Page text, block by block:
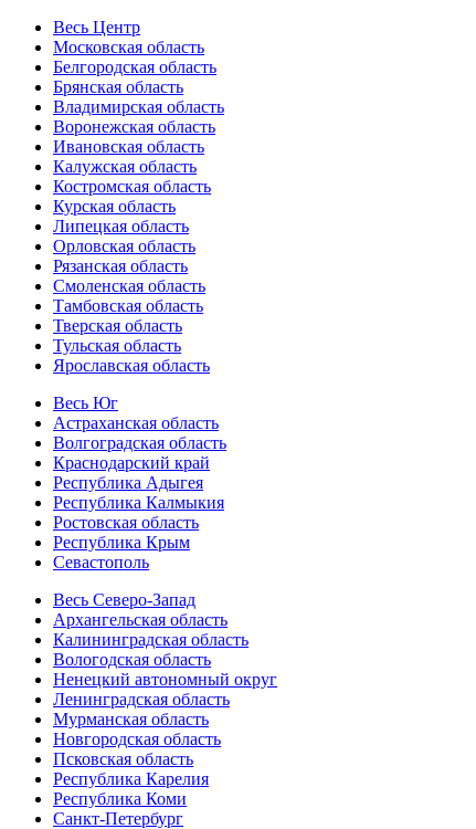
Весь Центр
Московская область
Белгородская область
Брянская область
Владимирская область
Воронежская область
Ивановская область
Калужская область
Костромская область
Курская область
Липецкая область
Орловская область
Рязанская область
Смоленская область
Тамбовская область
Тверская область
Тульская область
Ярославская область
Весь Юг
Астраханская область
Волгоградская область
Краснодарский край
Республика Адыгея
Республика Калмыкия
Ростовская область
Республика Крым
Севастополь
Весь Северо-Запад
Архангельская область
Калининградская область
Вологодская область
Ненецкий автономный округ
Ленинградская область
Мурманская область
Новгородская область
Псковская область
Республика Карелия
Республика Коми
Санкт-Петербург